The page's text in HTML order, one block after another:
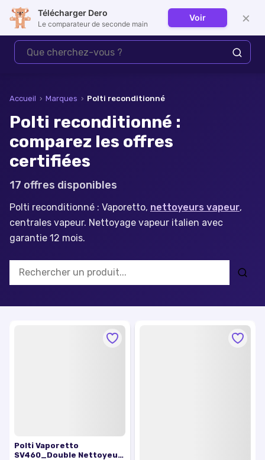
Se connecter
Accueil › Marques › Polti reconditionné
Polti reconditionné :
comparez les offres
certifiées
17 offres disponibles
Polti reconditionné : Vaporetto, nettoyeurs vapeur,
centrales vapeur. Nettoyage vapeur italien avec
garantie 12 mois.
Polti Vaporetto
SV460_Double Nettoyeur
Télécharger Dero
Le comparateur de seconde main
Voir ×